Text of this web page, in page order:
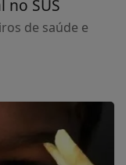
no SUS
de saúde e